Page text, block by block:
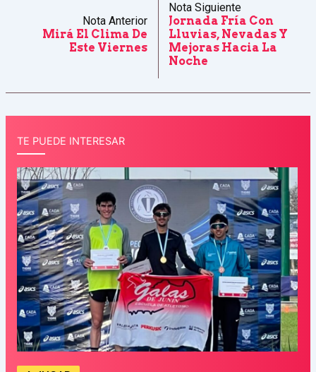
Nota Anterior
Mirá El Clima De
Este Viernes
Nota Siguiente
Jornada Fría Con
Lluvias, Nevadas Y
Mejoras Hacia La
Noche
TE PUEDE INTERESAR